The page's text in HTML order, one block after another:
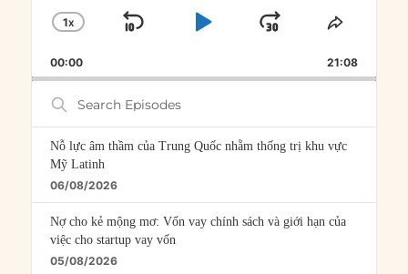
CHANGE
RATE
1X
SKIP
PLAYJUMP
FORWARD
SHARE
00:00 21:08
Search
Episodes
Nỗ lực âm thầm của Trung Quốc nhằm thống trị khu vực
Mỹ Latinh
06/08/2026
Nợ cho kẻ mộng mơ: Vốn vay chính sách và giới hạn của
việc cho startup vay vốn
05/08/2026